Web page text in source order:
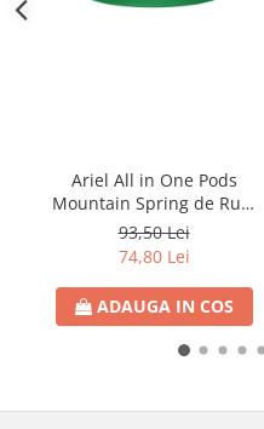
Detergent Vase Pentru Masina
Lavete Si Bureti
Curatenie Bucatarie
Pungi Ambalare / Saci Menajeri
Diverse pentru bucatarie
Igiena si Dezinfectie
Detartrant WC
Ariel All in One Pods
Mountain Spring de Rufe
65 Capsule
93,50 Lei
74,80 Lei
ADAUGA IN COS